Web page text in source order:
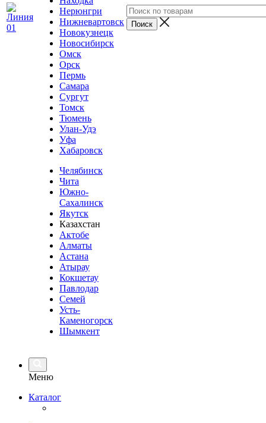
Нерюнгри
Нижневартовск
Новокузнецк
Новосибирск
Омск
Орск
Пермь
Самара
Сургут
Томск
Тюмень
Улан-Удэ
Уфа
Хабаровск
Челябинск
Чита
Южно-
Сахалинск
Якутск
Казахстан
Актобе
Алматы
Астана
Атырау
Кокшетау
Павлодар
Семей
Усть-
Каменогорск
Шымкент
Меню
Каталог